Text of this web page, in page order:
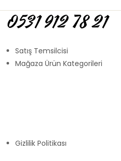
0531 912 78 21
Satış Temsilcisi
Mağaza Ürün Kategorileri
Gizlilik Politikası